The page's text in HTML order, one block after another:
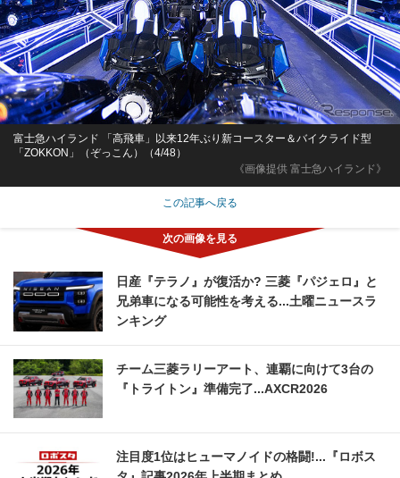
《画像提供 富士急ハイランド》
富士急ハイランド 「高飛車」以来12年ぶり新コースター＆バイクライド型
「ZOKKON」（ぞっこん）（4/48）
この記事へ戻る
日産『テラノ』が復活か? 三菱『パジェロ』と
兄弟車になる可能性を考える...土曜ニュースラ
ンキング
チーム三菱ラリーアート、連覇に向けて3台の
『トライトン』準備完了...AXCR2026
注目度1位はヒューマノイドの格闘!...『ロボス